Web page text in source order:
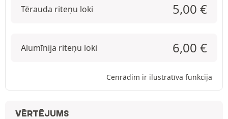
Tērauda riteņu loki 5,00 €
Alumīnija riteņu loki 6,00 €
Cenrādim ir ilustratīva funkcija
VĒRTĒJUMS